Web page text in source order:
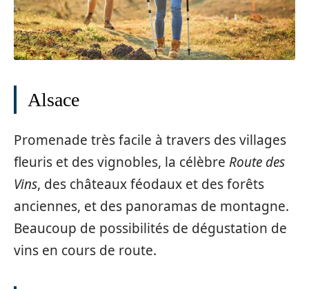
Alsace
Promenade très facile à travers des villages
fleuris et des vignobles, la célèbre Route des
Vins, des châteaux féodaux et des forêts
anciennes, et des panoramas de montagne.
Beaucoup de possibilités de dégustation de
vins en cours de route.